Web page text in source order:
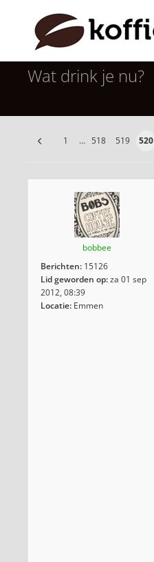
Wat drink je nu?
1 … 518 519 520
bobbee
Berichten: 15126
Lid geworden op:za 01 sep
2012, 08:39
Locatie: Emmen